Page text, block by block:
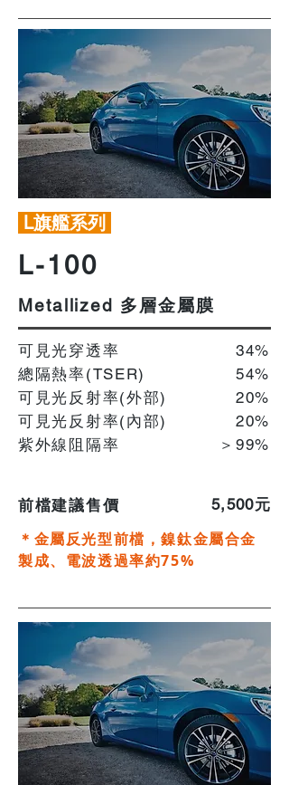
L旗艦系列
L-100
Metallized 多層金屬膜
可見光穿透率
總隔熱率(TSER)
可見光反射率(外部)
可見光反射率(內部)
紫外線阻隔率
34%
54%
20%
​20%
＞99%
前檔建議售價 ​5,500元
＊金屬反光型前檔，鎳鈦金屬合金
製成、 電波透過率約75%